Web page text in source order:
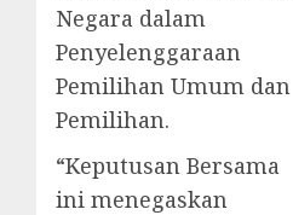
Negara dalam
Penyelenggaraan
Pemilihan Umum dan
Pemilihan.
“Keputusan Bersama
ini menegaskan